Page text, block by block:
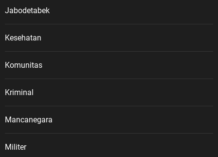
Jabodetabek
Kesehatan
Komunitas
Kriminal
Mancanegara
Militer